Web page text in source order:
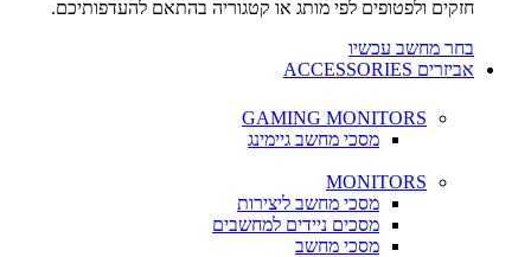
חזקים ולפטופים לפי מותג או קטגוריה בהתאם להעדפותיכם.
בחר מחשב עכשיו
אביזרים ACCESSORIES
GAMING MONITORS
מסכי מחשב גיימינג
MONITORS
מסכי מחשב ליצירות
מסכים ניידים למחשבים
מסכי מחשב